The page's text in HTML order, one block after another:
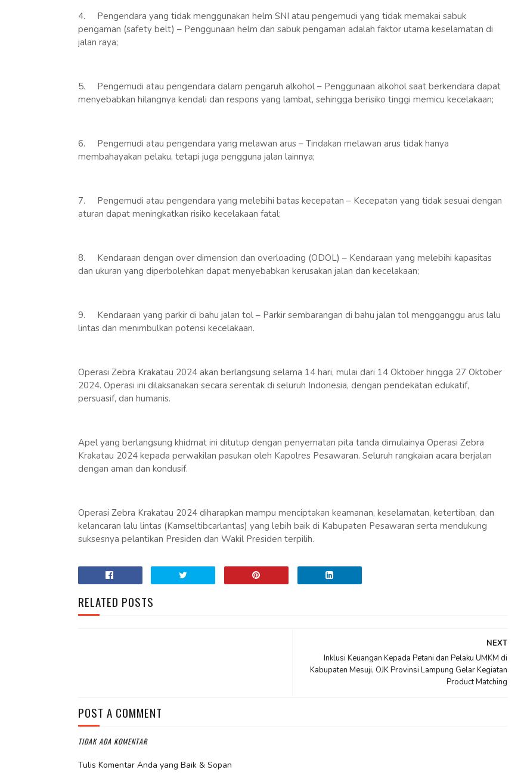
4.
Pengendara yang tidak menggunakan helm SNI atau pengemudi yang tidak memakai sabuk
pengaman (safety belt) – Penggunaan helm dan sabuk pengaman adalah faktor utama keselamatan di
jalan raya;
5.
Pengemudi atau pengendara dalam pengaruh alkohol – Penggunaan alkohol saat berkendara dapat
menyebabkan hilangnya kendali dan respons yang lambat, sehingga berisiko tinggi memicu kecelakaan;
6.
Pengemudi atau pengendara yang melawan arus – Tindakan melawan arus tidak hanya
membahayakan pelaku, tetapi juga pengguna jalan lainnya;
7.
Pengemudi atau pengendara yang melebihi batas kecepatan – Kecepatan yang tidak sesuai dengan
aturan dapat meningkatkan risiko kecelakaan fatal;
8.
Kendaraan dengan over dimension dan overloading (ODOL) – Kendaraan yang melebihi kapasitas
dan ukuran yang diperbolehkan dapat menyebabkan kerusakan jalan dan kecelakaan;
9.
Kendaraan yang parkir di bahu jalan tol – Parkir sembarangan di bahu jalan tol mengganggu arus lalu
lintas dan menimbulkan potensi kecelakaan.
Operasi Zebra Krakatau 2024 akan berlangsung selama 14 hari, mulai dari 14 Oktober hingga 27 Oktober
2024. Operasi ini dilaksanakan secara serentak di seluruh Indonesia, dengan pendekatan edukatif,
persuasif, dan humanis.
Apel yang berlangsung khidmat ini ditutup dengan penyematan pita tanda dimulainya Operasi Zebra
Krakatau 2024 kepada perwakilan pasukan oleh Kapolres Pesawaran. Seluruh rangkaian acara berjalan
dengan aman dan kondusif.
Operasi Zebra Krakatau 2024 diharapkan mampu menciptakan keamanan, keselamatan, ketertiban, dan
kelancaran lalu lintas (Kamseltibcarlantas) yang lebih baik di Kabupaten Pesawaran serta mendukung
suksesnya pelantikan Presiden dan Wakil Presiden terpilih.
RELATED POSTS
NEXT
Inklusi Keuangan Kepada Petani dan Pelaku UMKM di
Kabupaten Mesuji, OJK Provinsi Lampung Gelar Kegiatan
Product Matching
POST A COMMENT
TIDAK ADA KOMENTAR
Tulis Komentar Anda yang Baik & Sopan